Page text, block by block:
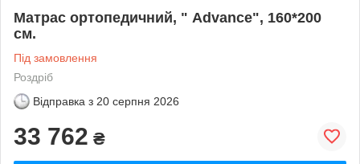
Матрас ортопедичний, " Advance", 160*200
см.
Під замовлення
Роздріб
Відправка з 20 серпня 2026
33 762 ₴